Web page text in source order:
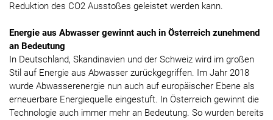
Reduktion des CO2 Ausstoßes geleistet werden kann.
Energie aus Abwasser gewinnt auch in Österreich zunehmend
an Bedeutung
In Deutschland, Skandinavien und der Schweiz wird im großen
Stil auf Energie aus Abwasser zurückgegriffen. Im Jahr 2018
wurde Abwasserenergie nun auch auf europäischer Ebene als
erneuerbare Energiequelle eingestuft. In Österreich gewinnt die
Technologie auch immer mehr an Bedeutung. So wurden bereits